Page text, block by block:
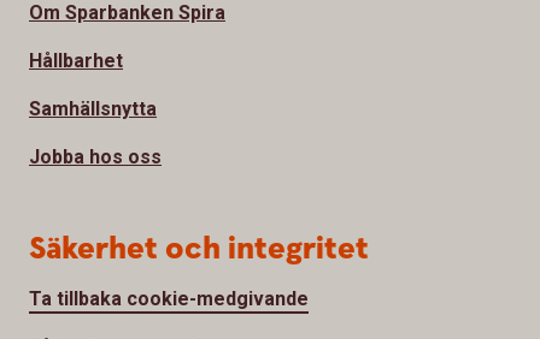
Om Sparbanken Spira
Hållbarhet
Samhällsnytta
Jobba hos oss
Säkerhet och integritet
Ta tillbaka cookie-medgivande